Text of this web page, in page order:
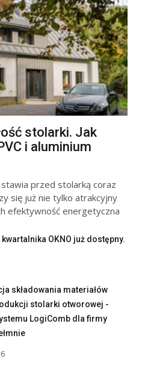
stolarki. Jak
i aluminium
przed stolarką coraz
się już nie tylko atrakcyjny
efektywność energetyczna
OKNO już dostępny.
składowania materiałów
stolarki otworowej -
LogiComb dla firmy